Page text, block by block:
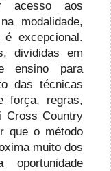
acesso aos
modalidade,
excepcional.
divididas em
ensino para
das técnicas
força, regras,
Cross Country
que o método
muito dos
oportunidade